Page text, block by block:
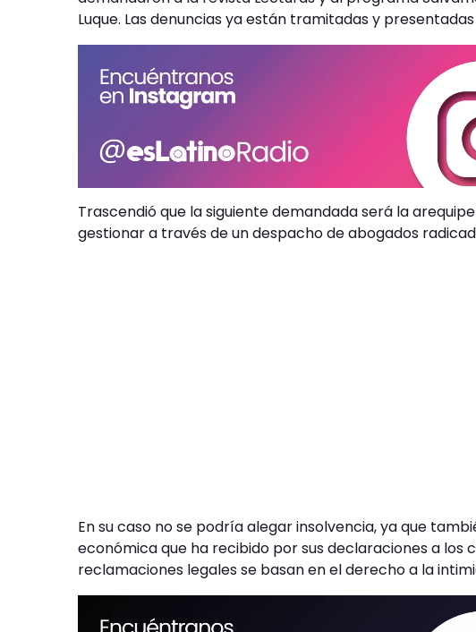
Luque. Las denuncias ya están tramitadas y
Trascendió que la siguiente demandada será la
gestionar a través de un despacho de abogados
En su caso no se podría alegar insolvencia, ya que
económica que ha recibido por sus declaraciones a los
reclamaciones legales se basan en el derecho a la